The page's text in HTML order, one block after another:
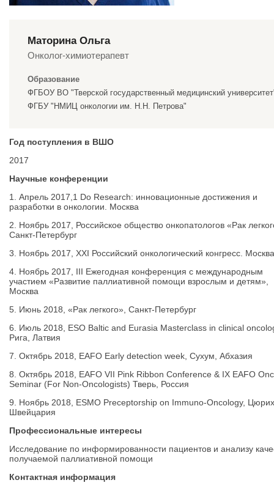
Маторина Ольга
Онколог-химиотерапевт
Образование
ФГБОУ ВО "Тверской государственный медицинский
ФГБУ "НМИЦ онкологии им. Н.Н. Петрова"
Год поступления в ВШО
2017
Научные конференции
1. Апрель 2017,1 Do Research: инновационные достижения и
разработки в онкологии. Москва
2. Ноябрь 2017, Российское общество онкопатологов «Рак
Санкт-Петербург
3. Ноябрь 2017, XXI Российский онкологический конгресс.
4. Ноябрь 2017, III Ежегодная конференция с международным
участием «Развитие паллиативной помощи взрослым и детям»,
Москва
5. Июнь 2018, «Рак легкого», Санкт-Петербург
6. Июль 2018, ESO Baltic and Eurasia Masterclass in clinical
Рига, Латвия
7. Октябрь 2018, EAFO Early detection week, Сухум, Абхазия
8. Октябрь 2018, EAFO VII Pink Ribbon Conference & IX EAFO
Seminar (For Non-Oncologists) Тверь, Россия
9. Ноябрь 2018, ESMO Preceptorship on Immuno-Oncology,
Швейцария
Профессиональные интересы
Исследование по информированности пациентов и анализу
получаемой паллиативной помощи
Контактная информация